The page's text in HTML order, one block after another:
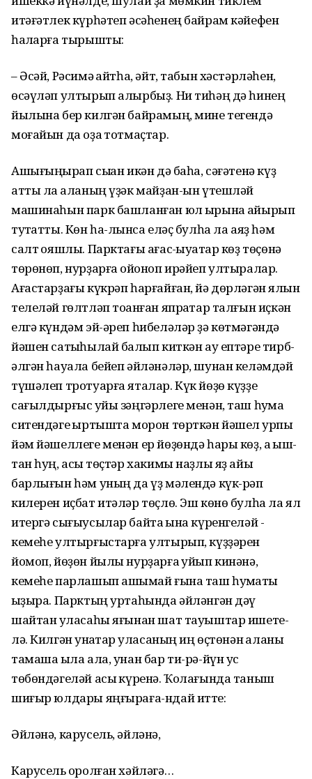
итәғәтлек күрһәтеп әсәһенең байрам кәйефен
һаҡларға тырышты:
– Әсәй, Рәсимә ҡайтһа, әйт, табын хәстәрләһен,
өсәүләп ултырып алырбыҙ. Ни тиһәң дә һинең
йылына бер килгән байрамың, мине тегендә
моғайын да оҙаҡ тотмаҫтар.
Ашығыңҡырап сыҡҡан икән дә баһа, сәғәтенә күҙ
атты ла ҡаланың үҙәк майҙан-ын үтешләй
машинаһын парк башланған юл ҡырына ҡайырып
туҡтатты. Көн һа-лҡынса еләҫ булһа ла аяҙ һәм
салт ҡояшлы. Парктағы ағас-ҡыуаҡтар көҙ төҫөнә
төрөнөп, нурҙарға ҡойоноп ирәйеп ултыралар.
Ағастарҙағы күкрәп һарғайған, йә дөрләгән ялҡын
телеләй гөлтләп тоҡанған япраҡтар талғын иҫкән
елгә күндәм эй-әреп һибеләләр ҙә көтмәгәндә
йәшен сатҡыһылай балҡып киткән ау ептәре тирб-
әлгән һауала бейеп әйләнәләр, шунан келәмдәй
түшәлеп тротуарға яталар. Күк йөҙө күҙҙе
сағылдырғыс ҡуйы зәңгәрлеге менән, таш һуҡмаҡ
ситендәге ҡыртышта морон төрткән йәшел ҡурпы
йәм йәшеллеге менән ер йөҙөндә һары көҙ, аҡ ҡыш-
тан һуң, асыҡ төҫтәр хакимы наҙлы яҙ айы
барлығын һәм уның да үҙ мәлендә күк-рәп
килерен иҫбат итәләр төҫлө. Эш көнө булһа ла ял
итергә сығыусылар байтаҡ ҡына күренгеләй -
кемеһе ултырғыстарға ултырып, күҙҙәрен
йомоп, йөҙөн йылы нурҙарға ҡуйып кинәнә,
кемеһе парлашып ашыҡмай ғына таш һуҡмаҡты
ҡыҙыра. Парктың уртаһында әйләнгән дәү
шайтан ҡуласаһы яғынан шат тауыштар ишете-
лә. Килгән ҡунаҡтар ҡуласаның иң өҫтөнән ҡаланы
тамаша ҡыла ала, унан бар ти-рә-йүн ус
төбөндәгеләй асыҡ күренә. Ҡолағында таныш
шиғыр юлдары яңғыраға-ндай итте:
Әйләнә, карусель, әйләнә,
Карусель ҡоролған хәйләгә…